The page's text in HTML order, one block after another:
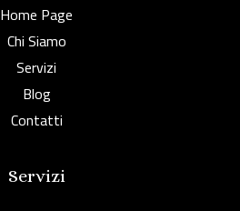
Home Page
Chi Siamo
Servizi
Blog
Contatti
Servizi